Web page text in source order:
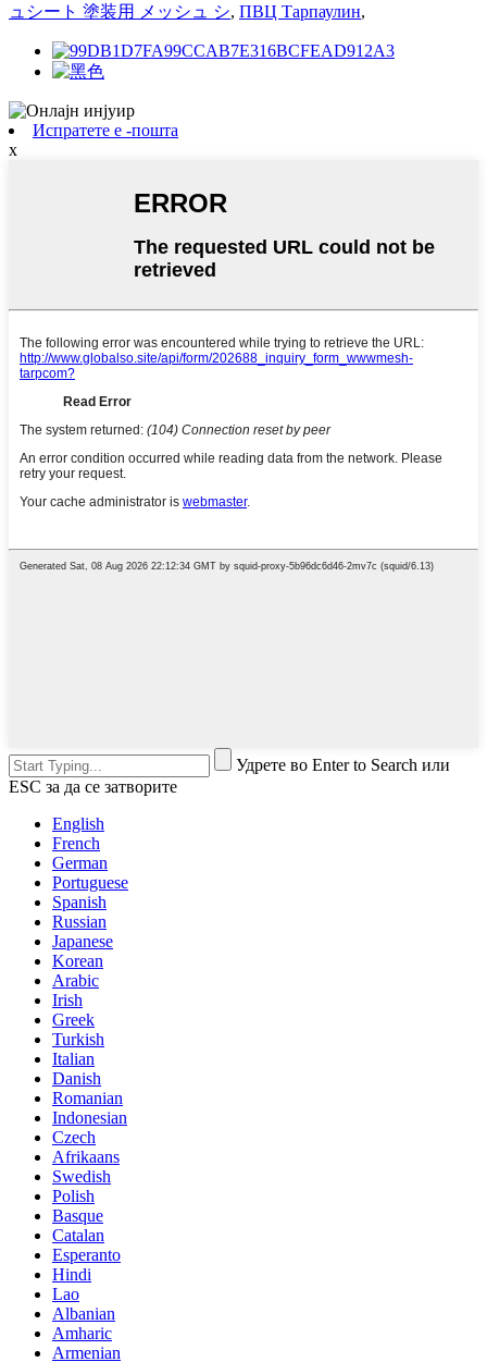
ュシート 塗装用 メッシュ シ, ПВЦ Тарпаулин,
Испратете е -пошта
x
Удрете во Enter to Search или
ESC за да се затворите
English
French
German
Portuguese
Spanish
Russian
Japanese
Korean
Arabic
Irish
Greek
Turkish
Italian
Danish
Romanian
Indonesian
Czech
Afrikaans
Swedish
Polish
Basque
Catalan
Esperanto
Hindi
Lao
Albanian
Amharic
Armenian